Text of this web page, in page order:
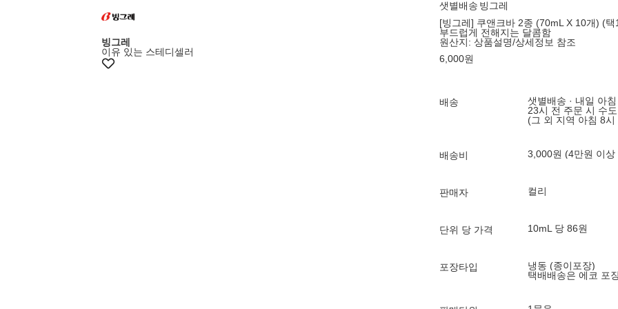
빙그레
이유 있는 스테디셀러
샛별배송 빙그레
[빙그레] 쿠앤크바 2종 (70mL X 10개) (택
부드럽게 전해지는 달콤함
원산지: 상품설명/상세정보 참조
6,000원
배송
샛별배송 · 내일 아침
23시 전 주문 시 수
(그 외 지역 아침 8시
배송비 3,000원 (4만원 이상
판매자 컬리
단위 당 가격 10mL 당 86원
포장타입
냉동 (종이포장)
택배배송은 에코 포